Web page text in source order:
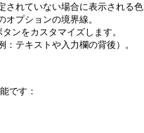
れていない場合に表示される色
プションの境界線。
をカスタマイズします。
テキストや入力欄の背後）。
です：